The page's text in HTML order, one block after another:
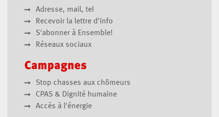
Adresse, mail, tel
Recevoir la lettre d'info
S'abonner à Ensemble!
Réseaux sociaux
Campagnes
Stop chasses aux chômeurs
CPAS & Dignité humaine
Accès à l'énergie